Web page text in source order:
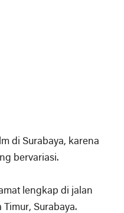
di Surabaya, karena
bervariasi.
lengkap di jalan
Timur, Surabaya.